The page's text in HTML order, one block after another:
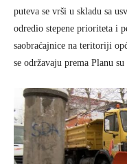
puteva se vrši u skladu sa
odredio stepene prioriteta i
saobraćajnice na teritoriji
se održavaju prema Planu su